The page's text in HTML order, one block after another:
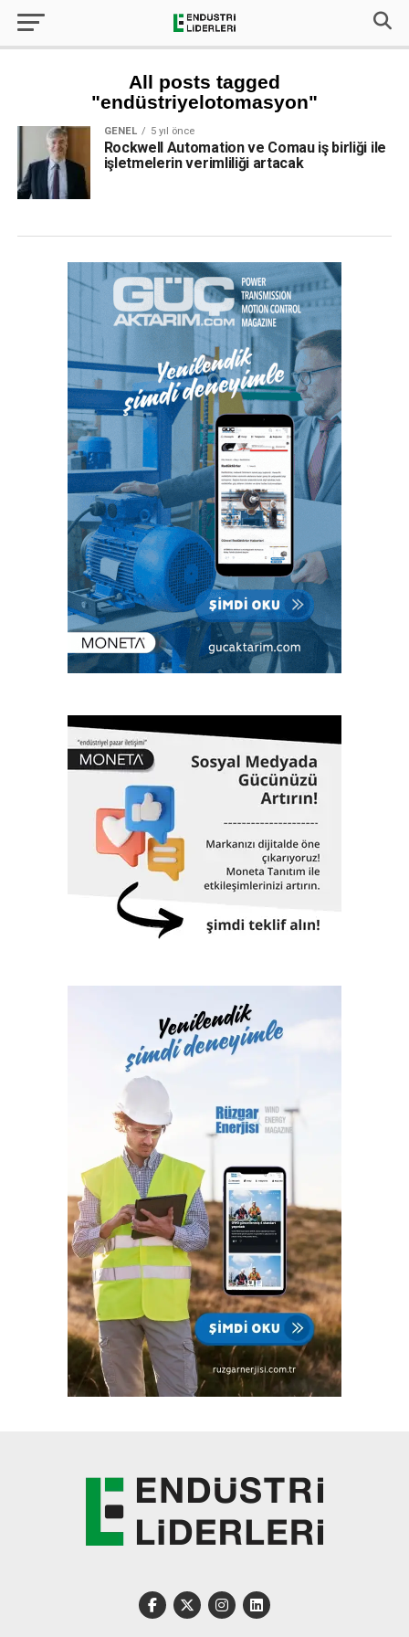
All posts tagged
"endüstriyelotomasyon"
GENEL 5 yıl önce
Rockwell Automation ve Comau iş birliği ile
işletmelerin verimliliği artacak